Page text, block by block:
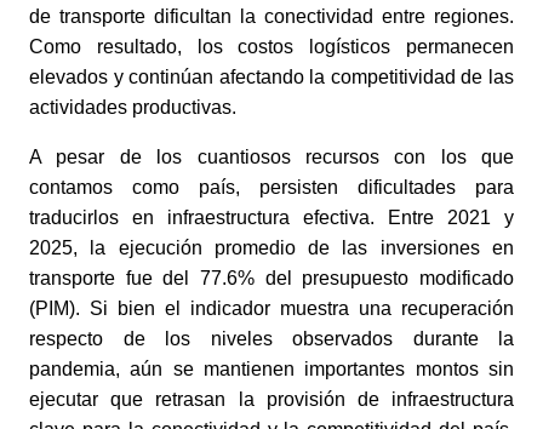
de transporte dificultan la conectividad entre regiones.
Como resultado, los costos logísticos permanecen
elevados y continúan afectando la competitividad de las
actividades productivas.
A pesar de los cuantiosos recursos con los que
contamos como país, persisten dificultades para
traducirlos en infraestructura efectiva. Entre 2021 y
2025, la ejecución promedio de las inversiones en
transporte fue del 77.6% del presupuesto modificado
(PIM). Si bien el indicador muestra una recuperación
respecto de los niveles observados durante la
pandemia, aún se mantienen importantes montos sin
ejecutar que retrasan la provisión de infraestructura